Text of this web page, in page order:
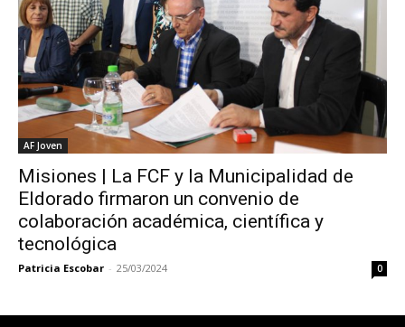
AF Joven
Misiones | La FCF y la Municipalidad de
Eldorado firmaron un convenio de
colaboración académica, científica y
tecnológica
Patricia Escobar - 25/03/2024 0